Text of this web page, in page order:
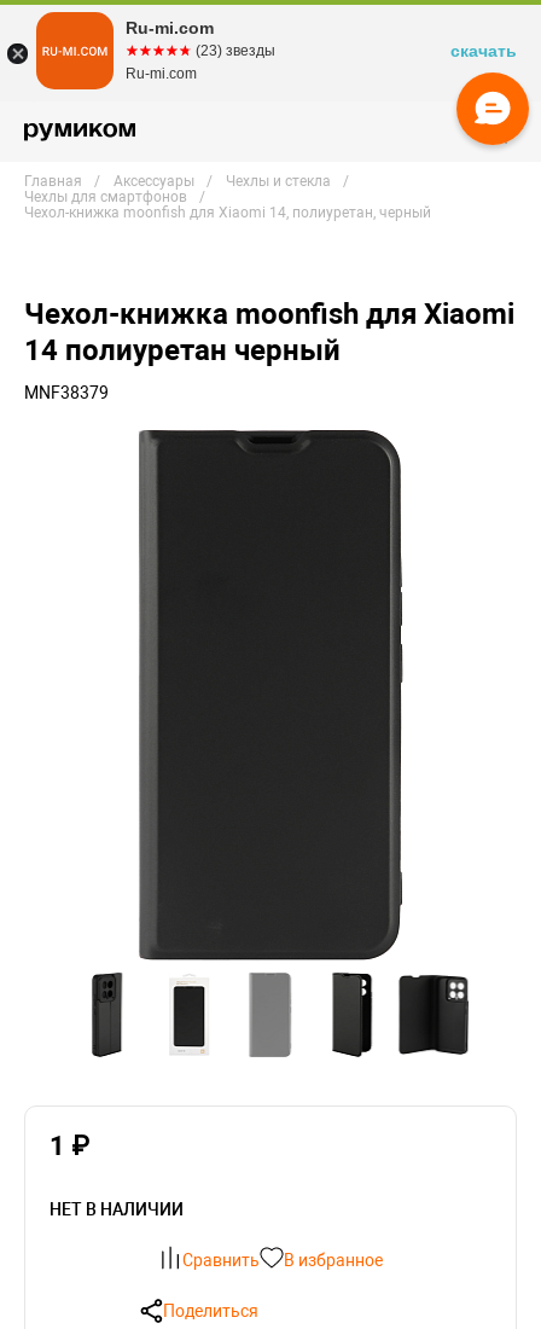
Главная Аксессуары
Чехлы и стекла
Чехлы для смартфонов
Чехол-книжка moonfish для Xiaomi 14, полиуретан, черный
Чехол-книжка moonfish для Xiaomi
14 полиуретан черный
MNF38379
1 ₽
НЕТ В НАЛИЧИИ
Сравнить В избранное
Поделиться
Ru-mi.com
☆☆☆☆☆
★★★★★ (23) звезды
Ru-mi.com
скачать